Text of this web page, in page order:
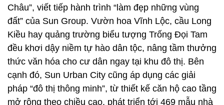
Châu”, viết tiếp hành trình “làm đẹp những vùng
đất” của Sun Group. Vườn hoa Vĩnh Lộc, cầu Long
Kiều hay quảng trường biểu tượng Trống Đọi Tam
đều khơi dậy niềm tự hào dân tộc, nâng tầm thưởng
thức văn hóa cho cư dân ngay tại khu đô thị. Bên
cạnh đó, Sun Urban City cũng áp dụng các giải
pháp “đô thị thông minh”, từ thiết kế căn hộ cao tầng
mở rộng theo chiều cao, phát triển tới 469 mẫu nhà